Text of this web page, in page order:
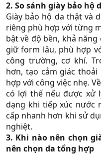
2. So sánh giày bảo hộ
Giày bảo hộ da thật và
riêng phù hợp với từng
bật về độ bền, khả
giữ form lâu, phù hợp
công trường, cơ khí.
hơn, tạo cảm giác
hợp với công việc nhẹ.
có lợi thế nếu được xử
dạng khi tiếp xúc nước
cấp nhanh hơn khi sử
nghiệt.
3. Khi nào nên chọn
nên chọn da tổng hợp